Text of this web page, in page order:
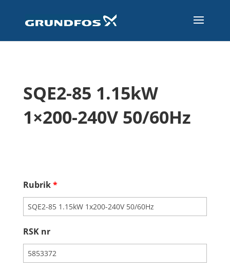
SQE2-85 1.15kW
1×200-240V 50/60Hz
Rubrik*
RSK nr